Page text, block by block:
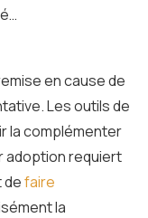
en cause de
Les outils de
la complémenter
adoption requiert
defaire
la